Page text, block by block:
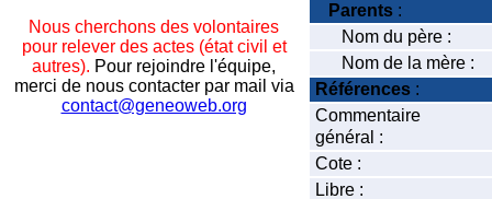
Nous cherchons des volontaires
pour relever des actes (état civil et
autres). Pour rejoindre l'équipe,
merci de nous contacter par mail via
contact@geneoweb.org
Parents :
Nom du père :
Nom de la mère :
Références :
Commentaire
général :
Cote :
Libre :